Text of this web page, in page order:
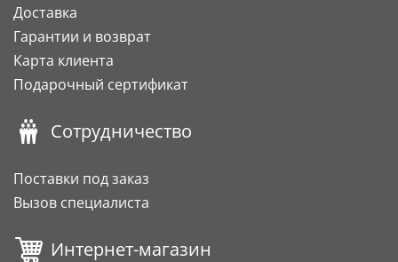
Доставка
Гарантии и возврат
Карта клиента
Подарочный сертификат
Сотрудничество
Поставки под заказ
Вызов специалиста
Интернет-магазин